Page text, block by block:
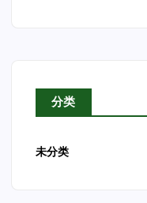
分类
未分类